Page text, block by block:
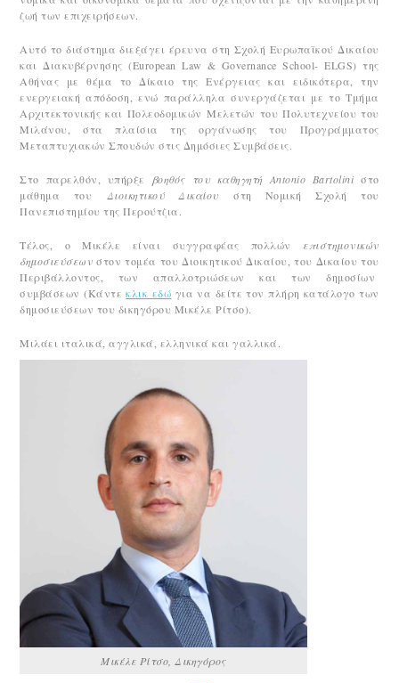
ζωή των επιχειρήσεων.
Αυτό το διάστημα διεξάγει έρευνα στη Σχολή Ευρωπαϊκού Δικαίου
και Διακυβέρνησης (European Law & Governance School- ELGS) της
Αθήνας με θέμα το Δίκαιο της Ενέργειας και ειδικότερα, την
ενεργειακή απόδοση, ενώ παράλληλα συνεργάζεται με το Τμήμα
Αρχιτεκτονικής και Πολεοδομικών Μελετών του Πολυτεχνείου του
Μιλάνου, στα πλαίσια της οργάνωσης του Προγράμματος
Μεταπτυχιακών Σπουδών στις Δημόσιες Συμβάσεις.
Στο παρελθόν, υπήρξε βοηθός του καθηγητή Antonio Bartolini στο
μάθημα του Διοικητικού Δικαίου στη Νομική Σχολή του
Πανεπιστημίου της Περούτζια.
Τέλος, ο Μικέλε είναι συγγραφέας πολλών επιστημονικών
δημοσιεύσεων στον τομέα του Διοικητικού Δικαίου, του Δικαίου του
Περιβάλλοντος, των απαλλοτριώσεων και των δημοσίων
συμβάσεων (Κάντεκλικ εδώ για να δείτε τον πλήρη κατάλογο των
δημοσιεύσεων του δικηγόρου Μικέλε Ρίτσο).
Μιλάει ιταλικά, αγγλικά, ελληνικά και γαλλικά.
Μικέλε Ρίτσο, Δικηγόρος